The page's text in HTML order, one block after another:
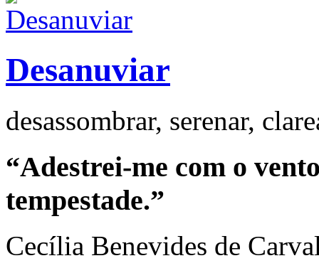
Desanuviar
desassombrar, serenar,
“Adestrei-me com o
tempestade.”
Cecília Benevides de